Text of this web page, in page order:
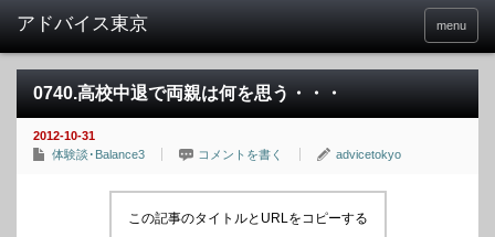
menu
0740.高校中退で両親は何を思う・・・
2012-10-31
体験談･Balance3
コメントを書く advicetokyo
この記事のタイトルとURLをコピーする